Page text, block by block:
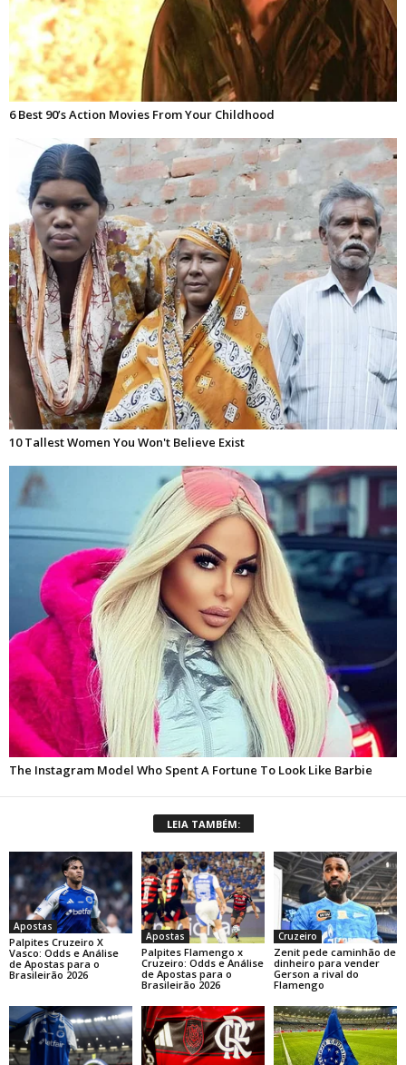
LEIA TAMBÉM:
Apostas
Palpites Cruzeiro X
Vasco: Odds e Análise
de Apostas para o
Brasileirão 2026
Apostas
Palpites Flamengo x
Cruzeiro: Odds e Análise
de Apostas para o
Brasileirão 2026
Cruzeiro
Zenit pede caminhão de
dinheiro para vender
Gerson a rival do
Flamengo